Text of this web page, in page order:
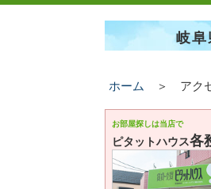
岐阜
ホーム ＞ アク
お部屋探しは当店で
ピタットハウス各